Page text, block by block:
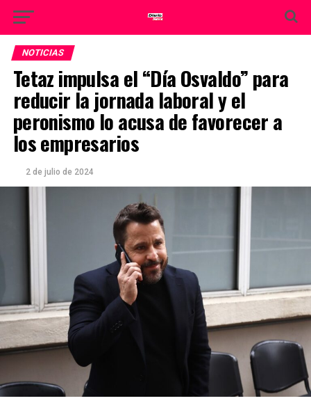
NOTICIAS
Tetaz impulsa el “Día Osvaldo” para
reducir la jornada laboral y el
peronismo lo acusa de favorecer a
los empresarios
2 de julio de 2024